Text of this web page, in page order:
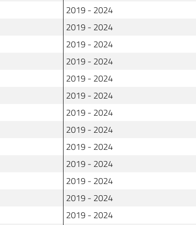
2019 - 2024
2019 - 2024
2019 - 2024
2019 - 2024
2019 - 2024
2019 - 2024
2019 - 2024
2019 - 2024
2019 - 2024
2019 - 2024
2019 - 2024
2019 - 2024
2019 - 2024